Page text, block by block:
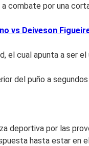
combate por una
vs Deiveson
el cual apunta a ser
del puño a
deportiva por las
hasta estar en